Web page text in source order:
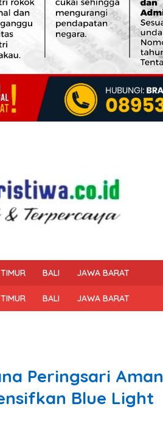
BALI JAWA BARAT
BALI JAWA BARAT
Peringsari Aman
Blue Light